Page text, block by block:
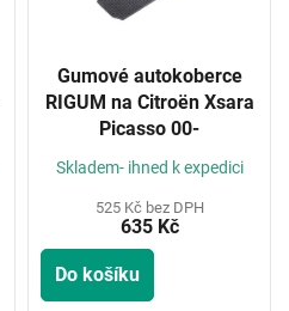
Gumové autokoberce
RIGUM na Citroën Xsara
Picasso 00-
Skladem- ihned k expedici
525 Kč bez DPH
635 Kč
Do košíku